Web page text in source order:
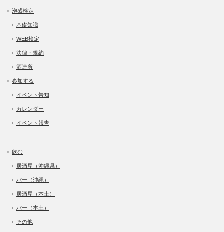
泡盛検定
基礎知識
WEB検定
法律・規約
酒造所
参加する
イベント告知
カレンダー
イベント報告
飲む
居酒屋（沖縄県）
バー（沖縄）
居酒屋（本土）
バー（本土）
その他